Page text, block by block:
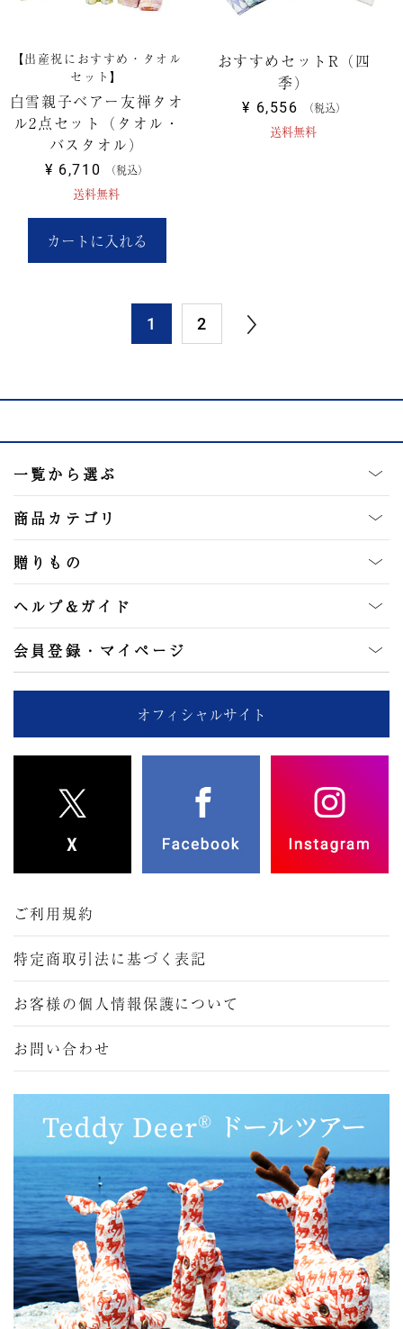
【出産祝におすすめ・タオル
セット】
白雪親子ベアー友禅タオ
ル2点セット（タオル・
バスタオル）
¥ 6,710 税込
送料無料
カートに入れる
おすすめセットR（四
季）
¥ 6,556 税込
送料無料
1 2
一覧から選ぶ
商品カテゴリ
贈りもの
ヘルプ&ガイド
会員登録・マイページ
オフィシャルサイト
ご利用規約
特定商取引法に基づく表記
お客様の個人情報保護について
お問い合わせ